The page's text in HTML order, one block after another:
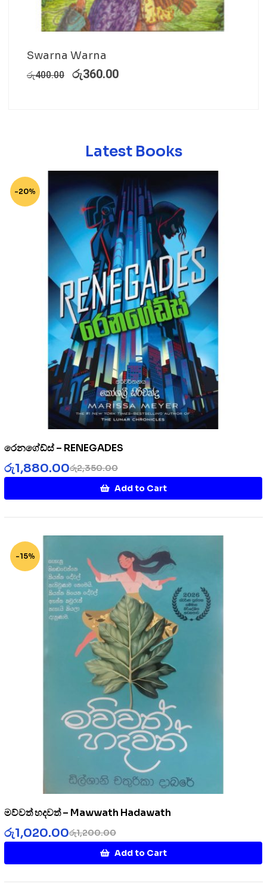
Swarna Warna
රු400.00 රු360.00
Latest Books
-20%
රෙනගේඩ්ස් – RENEGADES
රු2,350.00
රු1,880.00
Add to Cart
-15%
මව්වත් හදවත් – Mawwath Hadawath
රු1,200.00
රු1,020.00
Add to Cart